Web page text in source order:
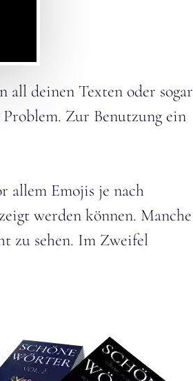
all deinen Texten oder sogar
Zur Benutzung ein
allem Emojis je nach
werden können. Manche
zu sehen. Im Zweifel